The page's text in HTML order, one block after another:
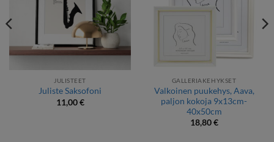
JULISTEET
Juliste Saksofoni
11,00€
GALLERIAKEHYKSET
Valkoinen puukehys, Aava,
paljon kokoja 9x13cm-
40x50cm
18,80€